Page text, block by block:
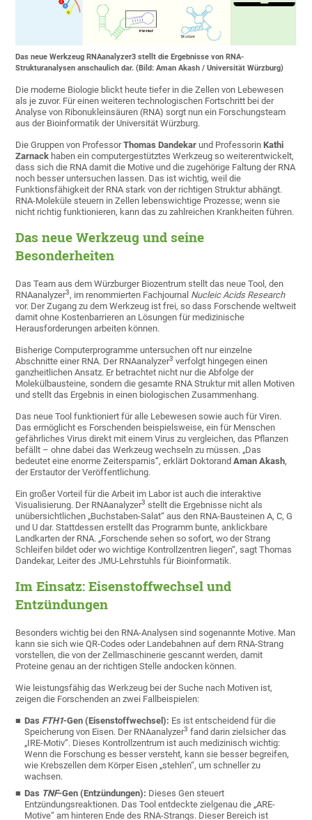
Das neue Werkzeug RNAanalyzer3 stellt die Ergebnisse von RNA-
Strukturanalysen anschaulich dar. (Bild: Aman Akash / Universität Würzburg)
Die moderne Biologie blickt heute tiefer in die Zellen von Lebewesen
als je zuvor. Für einen weiteren technologischen Fortschritt bei der
Analyse von Ribonukleinsäuren (RNA) sorgt nun ein Forschungsteam
aus der Bioinformatik der Universität Würzburg.
Die Gruppen von ProfessorThomas Dandekar und ProfessorinKathi
Zarnack haben ein computergestütztes Werkzeug so weiterentwickelt,
dass sich die RNA damit die Motive und die zugehörige Faltung der RNA
noch besser untersuchen lassen. Das ist wichtig, weil die
Funktionsfähigkeit der RNA stark von der richtigen Struktur abhängt.
RNA-Moleküle steuern in Zellen lebenswichtige Prozesse; wenn sie
nicht richtig funktionieren, kann das zu zahlreichen Krankheiten führen.
Das neue Werkzeug und seine
Besonderheiten
Das Team aus dem Würzburger Biozentrum stellt das neue Tool, den
RNAanalyzer3, im renommierten Fachjournal Nucleic Acids Research
vor. Der Zugang zu dem Werkzeug ist frei, so dass Forschende weltweit
damit ohne Kostenbarrieren an Lösungen für medizinische
Herausforderungen arbeiten können.
Bisherige Computerprogramme untersuchen oft nur einzelne
Abschnitte einer RNA. Der RNAanalyzer3 verfolgt hingegen einen
ganzheitlichen Ansatz. Er betrachtet nicht nur die Abfolge der
Molekülbausteine, sondern die gesamte RNA Struktur mit allen Motiven
und stellt das Ergebnis in einen biologischen Zusammenhang.
Das neue Tool funktioniert für alle Lebewesen sowie auch für Viren.
Das ermöglicht es Forschenden beispielsweise, ein für Menschen
gefährliches Virus direkt mit einem Virus zu vergleichen, das Pflanzen
befällt – ohne dabei das Werkzeug wechseln zu müssen. „Das
bedeutet eine enorme Zeitersparnis“, erklärt DoktorandAman Akash,
der Erstautor der Veröffentlichung.
Ein großer Vorteil für die Arbeit im Labor ist auch die interaktive
Visualisierung. Der RNAanalyzer3 stellt die Ergebnisse nicht als
unübersichtlichen „Buchstaben-Salat“ aus den RNA-Bausteinen A, C, G
und U dar. Stattdessen erstellt das Programm bunte, anklickbare
Landkarten der RNA. „Forschende sehen so sofort, wo der Strang
Schleifen bildet oder wo wichtige Kontrollzentren liegen“, sagt Thomas
Dandekar, Leiter des JMU-Lehrstuhls für Bioinformatik.
Im Einsatz: Eisenstoffwechsel und
Entzündungen
Besonders wichtig bei den RNA-Analysen sind sogenannte Motive. Man
kann sie sich wie QR-Codes oder Landebahnen auf dem RNA-Strang
vorstellen, die von der Zellmaschinerie gescannt werden, damit
Proteine genau an der richtigen Stelle andocken können.
Wie leistungsfähig das Werkzeug bei der Suche nach Motiven ist,
zeigen die Forschenden an zwei Fallbeispielen:
Das FTH1-Gen (Eisenstoffwechsel): Es ist entscheidend für die
Speicherung von Eisen. Der RNAanalyzer3 fand darin zielsicher das
„IRE-Motiv“. Dieses Kontrollzentrum ist auch medizinisch wichtig:
Wenn die Forschung es besser versteht, kann sie besser begreifen,
wie Krebszellen dem Körper Eisen „stehlen“, um schneller zu
wachsen.
Das TNF-Gen (Entzündungen): Dieses Gen steuert
Entzündungsreaktionen. Das Tool entdeckte zielgenau die „ARE-
Motive“ am hinteren Ende des RNA-Strangs. Dieser Bereich ist